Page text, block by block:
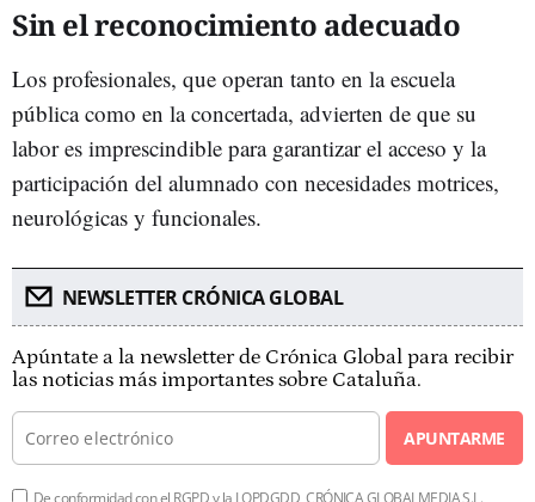
Sin el reconocimiento adecuado
Los profesionales, que operan tanto en la escuela
pública como en la concertada, advierten de que su
labor es imprescindible para garantizar el acceso y la
participación del alumnado con necesidades motrices,
neurológicas y funcionales.
NEWSLETTER CRÓNICA GLOBAL
Apúntate a la newsletter de Crónica Global para recibir
las noticias más importantes sobre Cataluña.
APUNTARME
De conformidad con el RGPD y la LOPDGDD, CRÓNICA GLOBALMEDIA S.L.